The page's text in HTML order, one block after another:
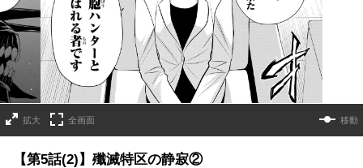
拡大 全画面 移動
【第5話(2)】殲滅特区の静寂②